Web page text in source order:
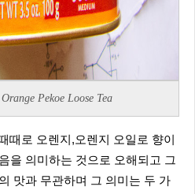
Pekoe Loose Tea
을 의미하는 것으로 오해되고 그
맛과 무관하며 그 의미는 두 가